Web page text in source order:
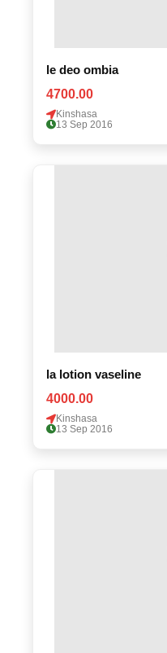
le deo ombia
4700.00
Kinshasa
13 Sep 2016
la lotion vaseline
4000.00
Kinshasa
13 Sep 2016